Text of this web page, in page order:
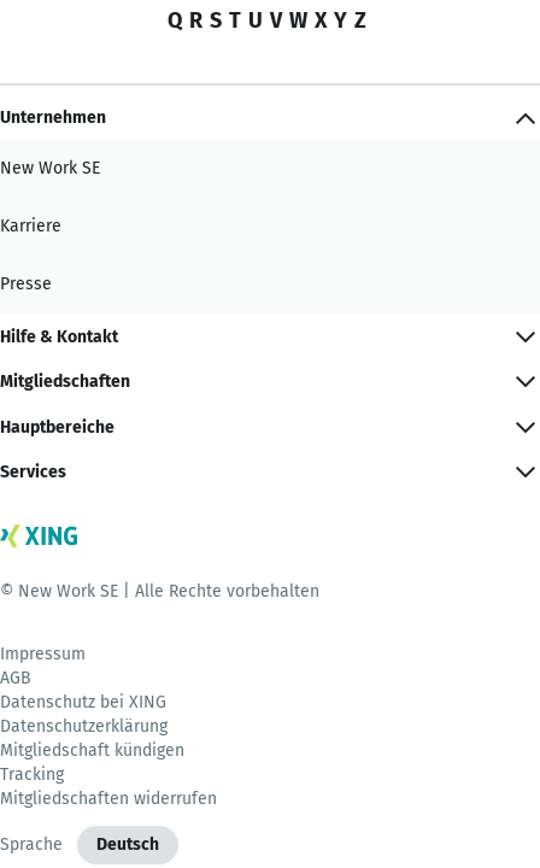
Q R S T U V W X Y Z
Unternehmen
New Work SE
Karriere
Presse
Hilfe & Kontakt
Mitgliedschaften
Hauptbereiche
Services
© New Work SE | Alle Rechte vorbehalten
Impressum
AGB
Datenschutz bei XING
Datenschutzerklärung
Mitgliedschaft kündigen
Tracking
Mitgliedschaften widerrufen
Sprache Deutsch